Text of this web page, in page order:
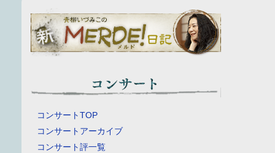
コンサートTOP
コンサートアーカイブ
コンサート評一覧